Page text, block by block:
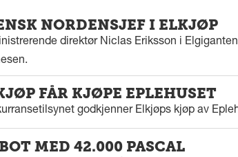
NORDENSJEF I ELKJØP
direktør Niclas Eriksson i
FÅR KJØPE EPLEHUSET
godkjenner Elkjøps kjøp av
MED 42.000 PASCAL